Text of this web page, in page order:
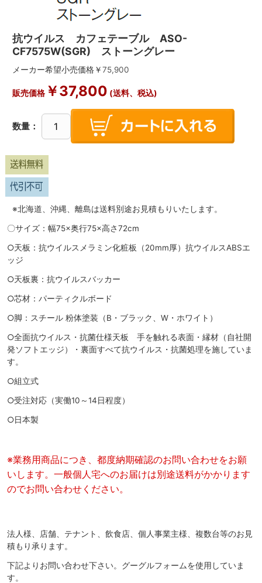
抗ウイルス カフェテーブル ASO-
CF7575W(SGR) ストーングレー
メーカー希望小売価格￥75,900
販売価格￥37,800 (送料、税込)
数量：
※北海道、沖縄、離島は送料別途お見積もりいたします。
〇サイズ：幅75×奥行75×高さ72cm
○天板：抗ウイルスメラミン化粧板（20mm厚）抗ウイルスABSエ
ッジ
○天板裏：抗ウイルスバッカー
○芯材：パーティクルボード
○脚：スチール 粉体塗装（B・ブラック、W・ホワイト）
○全面抗ウイルス・抗菌仕様天板 手を触れる表面・縁材（自社開
発ソフトエッジ）・裏面すべて抗ウイルス・抗菌処理を施していま
す。
○組立式
○受注対応（実働10～14日程度）
○日本製
※業務用商品につき、都度納期確認のお問い合わせをお願
いします。一般個人宅へのお届けは別途送料がかかります
のでお問い合わせください。
法人様、店舗、テナント、飲食店、個人事業主様、複数台等のお見
積もり承ります。
下記よりお問い合わせ下さい。グーグルフォームを使用していま
す。